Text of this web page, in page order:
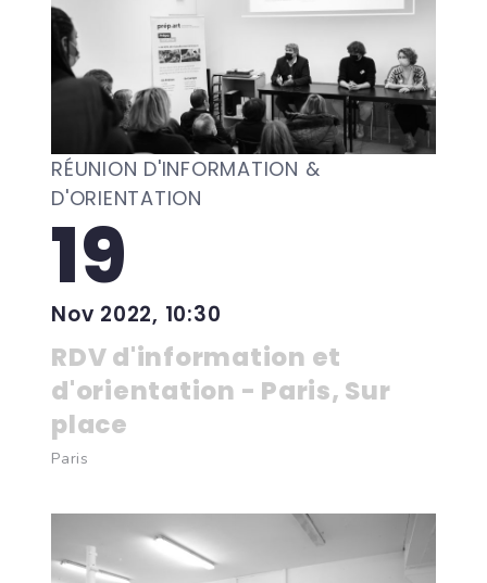
RÉUNION D'INFORMATION &
D'ORIENTATION
19
Nov 2022, 10:30
RDV d'information et
d'orientation - Paris, Sur
place
Paris